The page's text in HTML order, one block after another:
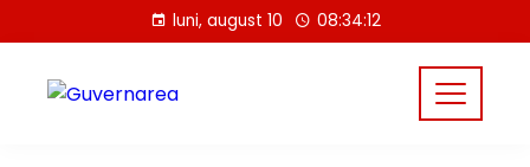
to
content
luni, august 10 08:34:12